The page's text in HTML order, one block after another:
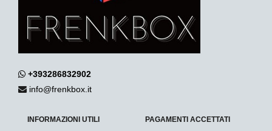
+393286832902
info@frenkbox.it
INFORMAZIONI UTILI PAGAMENTI ACCETTATI